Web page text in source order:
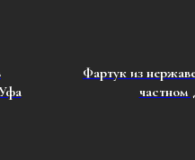
Фартук из
частном